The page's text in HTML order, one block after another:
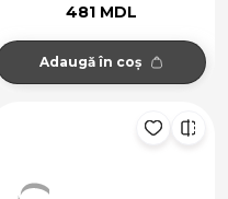
481 MDL
Adaugă în coș